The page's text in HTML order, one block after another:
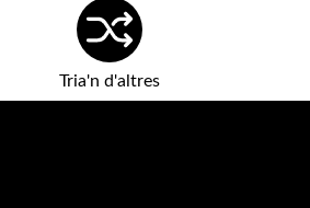
Tria'n d'altres